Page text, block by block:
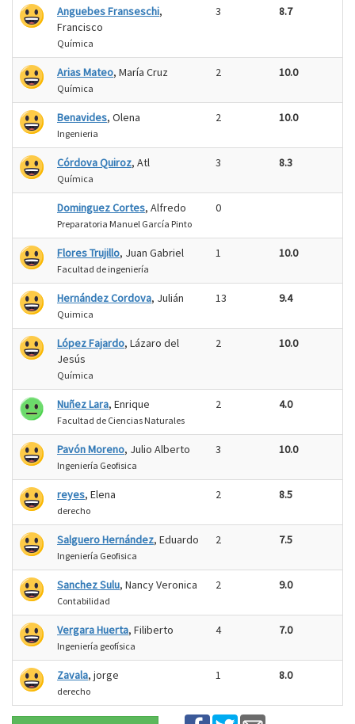
Anguebes Franseschi,
Francisco
Química
3 8.7
Arias Mateo, María Cruz
Química
2 10.0
Benavides, Olena
Ingenieria
2 10.0
Córdova Quiroz, Atl
Química
3 8.3
Dominguez Cortes, Alfredo
Preparatoria Manuel García Pinto
0
Flores Trujillo, Juan Gabriel
Facultad de ingeniería
1 10.0
Hernández Cordova, Julián
Quimica
13 9.4
López Fajardo, Lázaro del
Jesús
Química
2 10.0
Nuñez Lara, Enrique
Facultad de Ciencias Naturales
2 4.0
Pavón Moreno, Julio Alberto
Ingeniería Geofisica
3 10.0
reyes, Elena
derecho
2 8.5
Salguero Hernández, Eduardo
Ingeniería Geofisica
2 7.5
Sanchez Sulu, Nancy Veronica
Contabilidad
2 9.0
Vergara Huerta, Filiberto
Ingeniería geofísica
4 7.0
Zavala, jorge
derecho
1 8.0